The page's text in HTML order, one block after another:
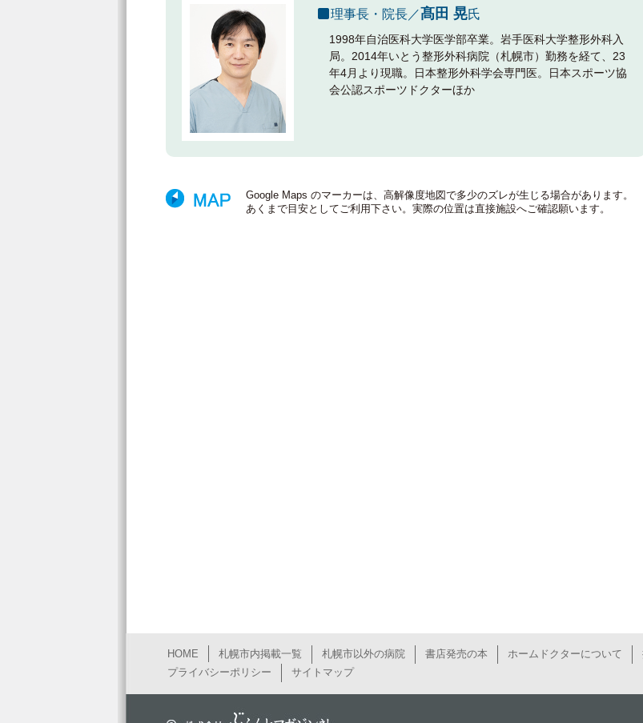
理事長・院長／髙田 晃氏
1998年自治医科大学医学部卒業。岩手医科大学整形外科入
局。2014年いとう整形外科病院（札幌市）勤務を経て、23
年4月より現職。日本整形外科学会専門医。日本スポーツ協
会公認スポーツドクターほか
Google Maps のマーカーは、高解像度地図で多少のズレが生じる場合があります。
あくまで目安としてご利用下さい。実際の位置は直接施設へご確認願います。
HOME 札幌市内掲載一覧 札幌市以外の病院 書店発売の本 ホームドクターについて
プライバシーポリシー
サイトマップ